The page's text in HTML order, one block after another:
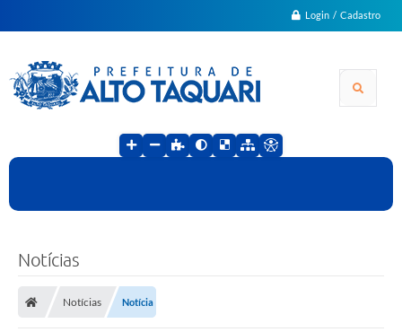
Login / Cadastro
Notícias
Notícias Notícia